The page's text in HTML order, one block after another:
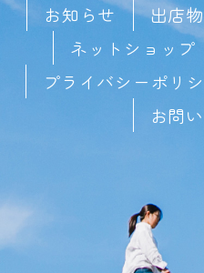
お知らせ 出店
ネットショップ
プライバシーポリ
お問